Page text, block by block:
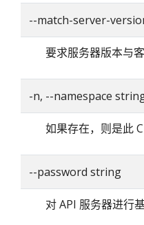
--match-server-
要求服务器版本与
-n, --namespace
如果存在，则是此
--password string
对 API 服务器进行